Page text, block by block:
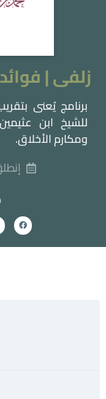
زلفى |
برنامج يُعنى
للشيخ ابن
ومكارم الأخلاق.